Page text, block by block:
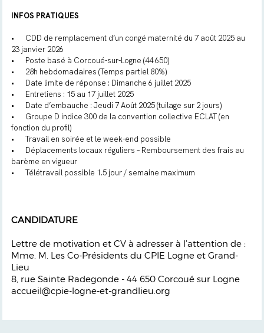
INFOS PRATIQUES
•
CDD de remplacement d’un congé maternité du 7 août 2025 au
23 janvier 2026
•
Poste basé à Corcoué-sur-Logne (44 650)
•
28h hebdomadaires (Temps partiel 80%)
•
Date limite de réponse : Dimanche 6 juillet 2025
•
Entretiens : 15 au 17 juillet 2025
•
Date d’embauche : Jeudi 7 Août 2025 (tuilage sur 2 jours)
•
Groupe D indice 300 de la convention collective ECLAT (en
fonction du profil)
•
Travail en soirée et le week-end possible
•
Déplacements locaux réguliers – Remboursement des frais au
barème en vigueur
•
Télétravail possible 1.5 jour / semaine maximum
CANDIDATURE
Lettre de motivation et CV à adresser à l’attention de :
Mme. M. Les Co-Présidents du CPIE Logne et Grand-
Lieu
8, rue Sainte Radegonde - 44 650 Corcoué sur Logne
accueil@cpie-logne-et-grandlieu.org